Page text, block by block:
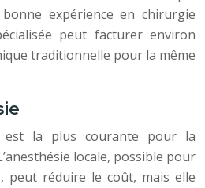
expérience en chirurgie
peut facturer environ
traditionnelle pour la même
est la plus courante pour la
locale, possible pour
peut réduire le coût, mais elle